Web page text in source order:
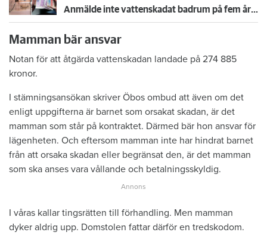
Anmälde inte vattenskadat badrum på fem år – krävs på 125 000 kronor
Mamman bär ansvar
Notan för att åtgärda vattenskadan landade på 274 885
kronor.
I stämningsansökan skriver Öbos ombud att även om det
enligt uppgifterna är barnet som orsakat skadan, är det
mamman som står på kontraktet. Därmed bär hon ansvar för
lägenheten. Och eftersom mamman inte har hindrat barnet
från att orsaka skadan eller begränsat den, är det mamman
som ska anses vara vållande och betalningsskyldig.
I våras kallar tingsrätten till förhandling. Men mamman
dyker aldrig upp. Domstolen fattar därför en tredskodom.